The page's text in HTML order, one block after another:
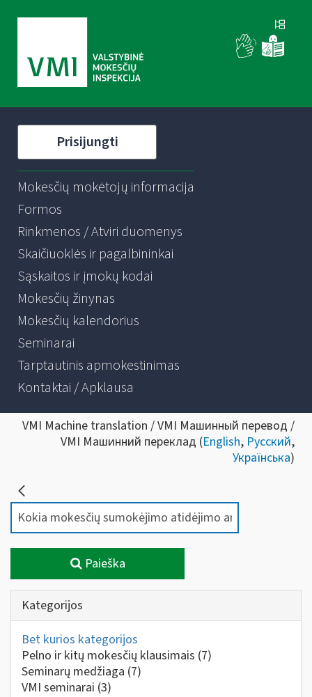
Prisijungti
Mokesčių mokėtojų informacija
Formos
Rinkmenos / Atviri duomenys
Skaičiuoklės ir pagalbininkai
Sąskaitos ir įmokų kodai
Mokesčių žinynas
Mokesčių kalendorius
Seminarai
Tarptautinis apmokestinimas
Kontaktai / Apklausa
VMI Machine translation / VMI Машинный перевод /
VMI Машинний переклад (English, Русский,
Українська)
Paieška
Kategorijos
Bet kurios kategorijos
Pelno ir kitų mokesčių klausimais (7)
Seminarų medžiaga (7)
VMI seminarai (3)